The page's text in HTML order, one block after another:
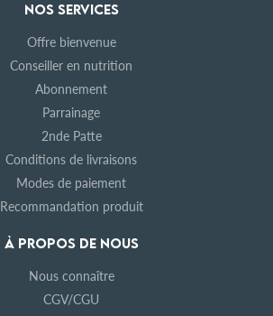
NOS SERVICES
Offre bienvenue
Conseiller en nutrition
Abonnement
Parrainage
2nde Patte
Conditions de livraisons
Modes de paiement
Recommandation produit
À PROPOS DE NOUS
Nous connaître
CGV/CGU